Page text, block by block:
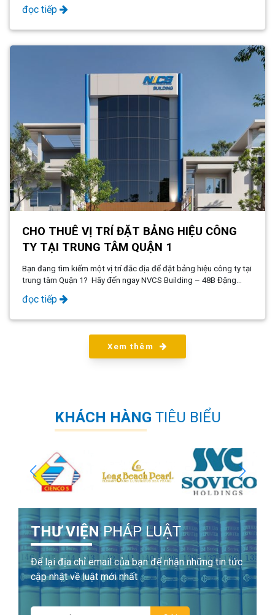
đọc tiếp
CHO THUÊ VỊ TRÍ ĐẶT BẢNG HIỆU CÔNG
TY TẠI TRUNG TÂM QUẬN 1
Bạn đang tìm kiếm một vị trí đắc địa để đặt bảng hiệu công ty tại
trung tâm Quận 1? Hãy đến ngay NVCS Building – 48B Đặng
Dung, P. Tân Định, Quận 1, Chúng tôi mang đến giải pháp tối ưu
giúp doanh nghiệp của bạn tăng độ nhận diện, tạo ấn tượng
đọc tiếp
Xem thêm
KHÁCH HÀNG TIÊU BIỂU
THƯ VIỆNPHÁP LUẬT
Để lại địa chỉ email của bạn để nhận những tin tức
cập nhật về luật mới nhất